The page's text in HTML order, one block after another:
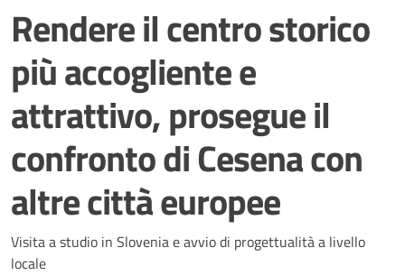
Rendere il centro storico
più accogliente e
attrattivo, prosegue il
confronto di Cesena con
altre città europee
Dettagli della notizia
Visita a studio in Slovenia e avvio di progettualità a livello
locale